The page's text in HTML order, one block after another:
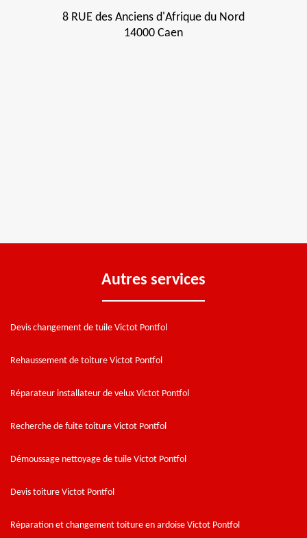
8 RUE des Anciens d'Afrique du Nord
14000 Caen
Autres services
Devis changement de tuile Victot Pontfol
Rehaussement de toiture Victot Pontfol
Réparateur installateur de velux Victot Pontfol
Recherche de fuite toiture Victot Pontfol
Démoussage nettoyage de tuile Victot Pontfol
Devis toiture Victot Pontfol
Réparation et changement toiture en ardoise Victot Pontfol